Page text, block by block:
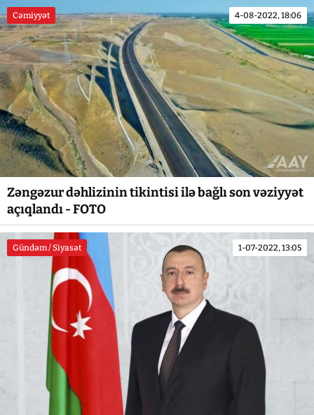
Cəmiyyət 4-08-2022, 18:06
Zəngəzur dəhlizinin tikintisi ilə bağlı son vəziyyət
açıqlandı - FOTO
Gündəm / Siyasət 1-07-2022, 13:05